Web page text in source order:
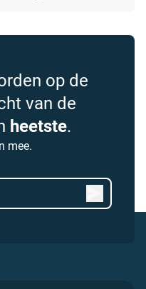
op de
van de
heetste.
mee.